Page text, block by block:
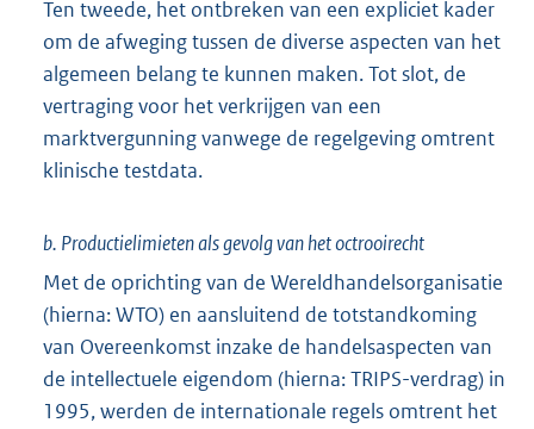
Ten tweede, het ontbreken van een expliciet kader
om de afweging tussen de diverse aspecten van het
algemeen belang te kunnen maken. Tot slot, de
vertraging voor het verkrijgen van een
marktvergunning vanwege de regelgeving omtrent
klinische testdata.
b. Productielimieten als gevolg van het octrooirecht
Met de oprichting van de Wereldhandelsorganisatie
(hierna: WTO) en aansluitend de totstandkoming
van Overeenkomst inzake de handelsaspecten van
de intellectuele eigendom (hierna: TRIPS-verdrag) in
1995, werden de internationale regels omtrent het